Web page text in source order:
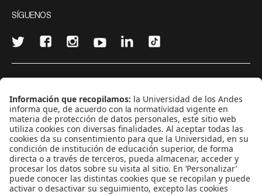
SÍGUENOS
CONTÁCTANOS
cerosetenta@uniandes.edu.co
BOGOTÁ, COLOMBIA